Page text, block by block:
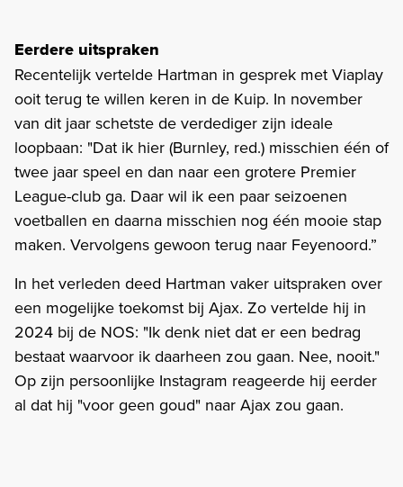
Eerdere uitspraken
Recentelijk vertelde Hartman in gesprek met Viaplay
ooit terug te willen keren in de Kuip. In november
van dit jaar schetste de verdediger zijn ideale
loopbaan: "Dat ik hier (Burnley, red.) misschien één of
twee jaar speel en dan naar een grotere Premier
League-club ga. Daar wil ik een paar seizoenen
voetballen en daarna misschien nog één mooie stap
maken. Vervolgens gewoon terug naar Feyenoord.”
In het verleden deed Hartman vaker uitspraken over
een mogelijke toekomst bij Ajax. Zo vertelde hij in
2024 bij de NOS: "Ik denk niet dat er een bedrag
bestaat waarvoor ik daarheen zou gaan. Nee, nooit."
Op zijn persoonlijke Instagram reageerde hij eerder
al dat hij "voor geen goud" naar Ajax zou gaan.